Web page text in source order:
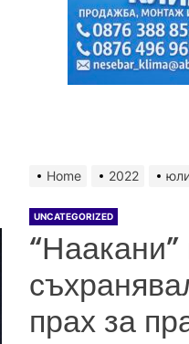
Home 2022
UNCATEGORIZED
прах за